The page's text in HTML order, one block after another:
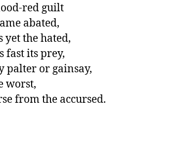
red guilt
abated,
yet the hated,
fast its prey,
palter or gainsay,
worst,
from the accursed.